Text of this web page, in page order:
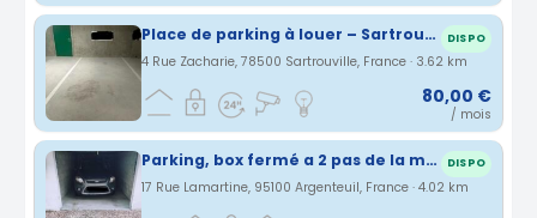
Place de parking à louer – Sartrouville (Rue Zacharie) – Sous-sol sécurisé DISPO
4 Rue Zacharie, 78500 Sartrouville, France · 3.62 km
80,00 €
/ mois
Parking, box fermé a 2 pas de la marie d'Argenteuil DISPO
17 Rue Lamartine, 95100 Argenteuil, France · 4.02 km